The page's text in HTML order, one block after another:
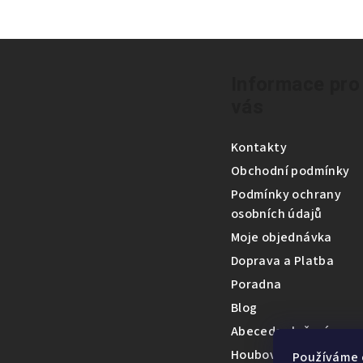
Kontakty
Obchodní podmínky
Podmínky ochrany
osobních údajů
Moje objednávka
Doprava a Platba
Poradna
Blog
Abeceda složení
Houbová